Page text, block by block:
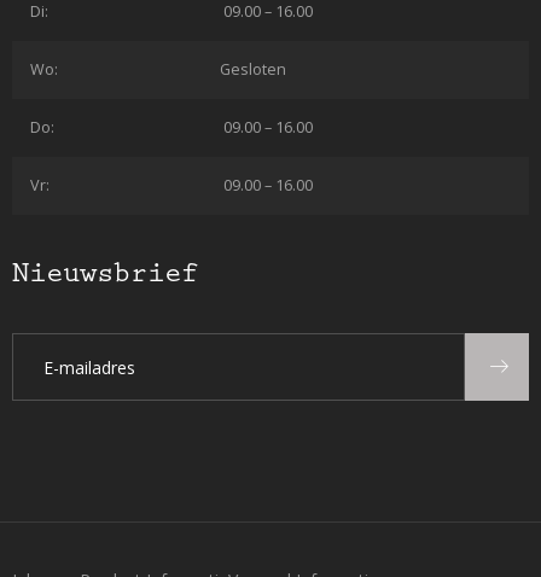
Di: 09.00 – 16.00
Wo: Gesloten
Do: 09.00 – 16.00
Vr: 09.00 – 16.00
Nieuwsbrief